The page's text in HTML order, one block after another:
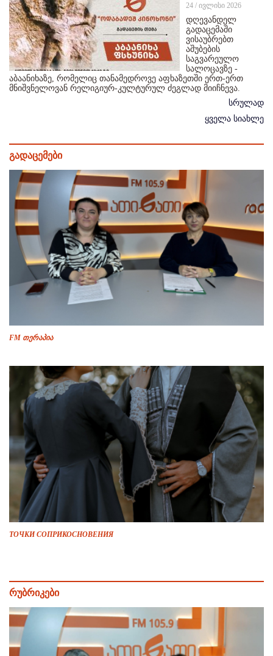
24 / ივლისი 2026
დღევანდელ
გადაცემაში
ვისაუბრებთ
აშუბების
საგვარეულო
სალოცავზე -
აბაანიხაზე, რომელიც თანამედროვე აფხაზეთში ერთ-ერთ
მნიშვნელოვან რელიგიურ-კულტურულ ძეგლად მიიჩნევა.
სრულად
ყველა სიახლე
გადაცემები
FM თერაპია
ТОЧКИ СОПРИКОСНОВЕНИЯ
რუბრიკები